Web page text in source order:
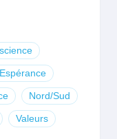
Espérance
Nord/Sud
Valeurs